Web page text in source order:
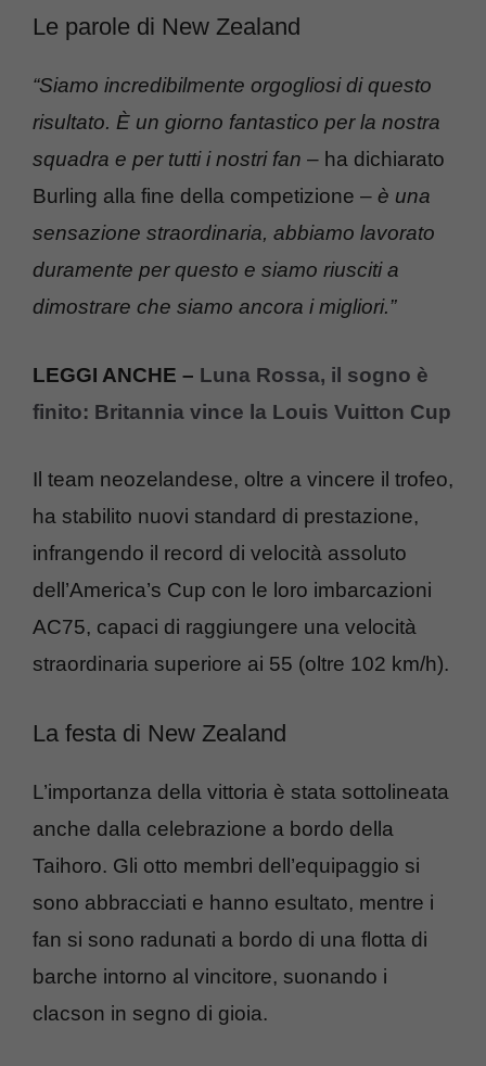
Le parole di New Zealand
“Siamo incredibilmente orgogliosi di questo
risultato. È un giorno fantastico per la nostra
squadra e per tutti i nostri fan – ha dichiarato
Burling alla fine della competizione – è una
sensazione straordinaria, abbiamo lavorato
duramente per questo e siamo riusciti a
dimostrare che siamo ancora i migliori.”
LEGGI ANCHE – Luna Rossa, il sogno è
finito: Britannia vince la Louis Vuitton Cup
Il team neozelandese, oltre a vincere il trofeo,
ha stabilito nuovi standard di prestazione,
infrangendo il record di velocità assoluto
dell’America’s Cup con le loro imbarcazioni
AC75, capaci di raggiungere una velocità
straordinaria superiore ai 55 (oltre 102 km/h).
La festa di New Zealand
L’importanza della vittoria è stata sottolineata
anche dalla celebrazione a bordo della
Taihoro. Gli otto membri dell’equipaggio si
sono abbracciati e hanno esultato, mentre i
fan si sono radunati a bordo di una flotta di
barche intorno al vincitore, suonando i
clacson in segno di gioia.